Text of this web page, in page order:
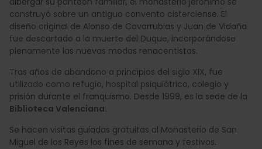
construyó sobre un antiguo convento cisterciense. El
diseño original de Alonso de Covarrubias y Juan de Vidaña
fue descartado a la muerte del Duque, incorporándose
plenamente las nuevas modas renacentistas.
Tras años de abandono a principios del siglo XIX, fue
utilizado como refugio, hospital psiquiátrico, colegio y
prisión durante el franquismo. Desde 1999, es la sede de la
Biblioteca Valenciana.
Se hacen visitas guiadas gratuitas al Monasterio de San
Miguel de los Reyes los fines de semana y festivos.